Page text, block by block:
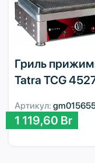
Гриль
Tatra TCG
Артикул:
1 119,60 Br